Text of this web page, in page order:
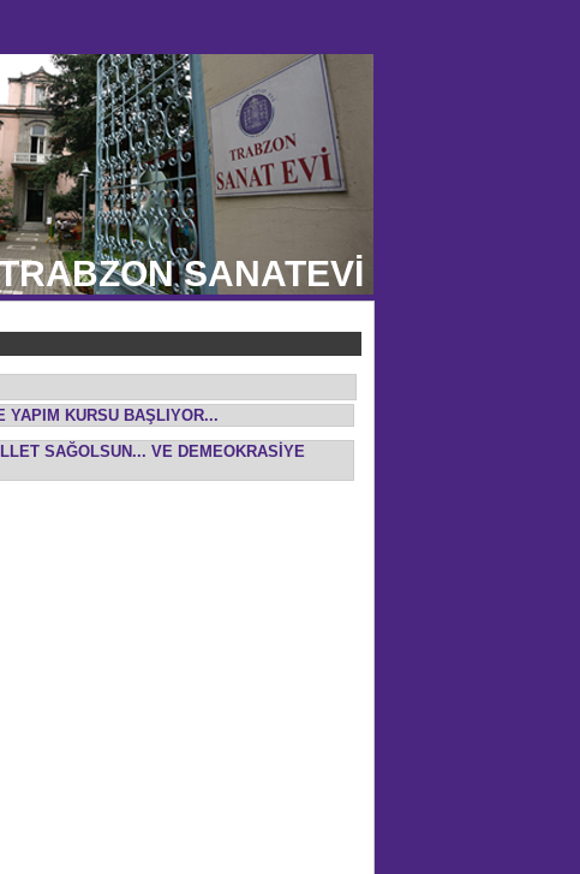
SANATEVİ
YAPIM KURSU BAŞLIYOR...
SAĞOLSUN... VE DEMEOKRASİYE